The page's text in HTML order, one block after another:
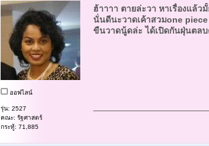
ออฟไลน์
รุ่น: 2527
คณะ: รัฐศาสตร์
กระทู้: 71,885
ฮ้าาาา ตายล่ะวา หาเรื่องแล้ว
นั่นดีนะวาดเค้าสวมone piece
ขืนวาดนู้ดล่ะ ได้เปิดกันฝุ่นตล